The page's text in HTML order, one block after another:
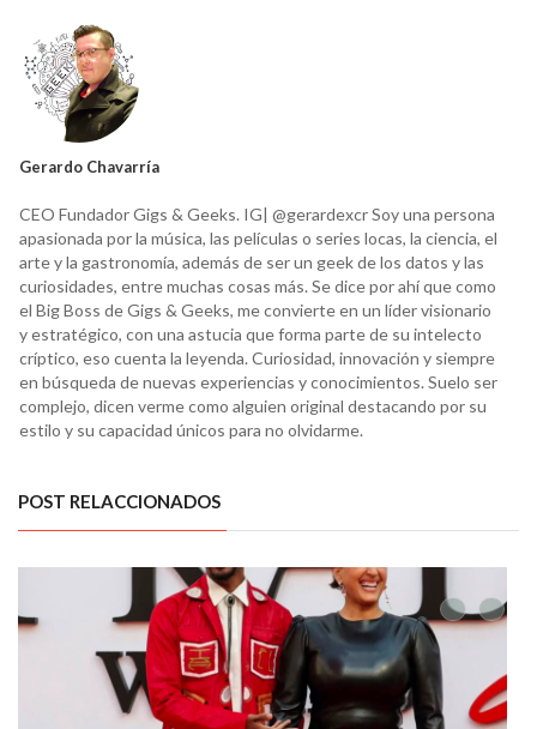
Gerardo Chavarría
CEO Fundador Gigs & Geeks. IG| @gerardexcr Soy una persona
apasionada por la música, las películas o series locas, la ciencia, el
arte y la gastronomía, además de ser un geek de los datos y las
curiosidades, entre muchas cosas más. Se dice por ahí que como
el Big Boss de Gigs & Geeks, me convierte en un líder visionario
y estratégico, con una astucia que forma parte de su intelecto
críptico, eso cuenta la leyenda. Curiosidad, innovación y siempre
en búsqueda de nuevas experiencias y conocimientos. Suelo ser
complejo, dicen verme como alguien original destacando por su
estilo y su capacidad únicos para no olvidarme.
POST RELACCIONADOS